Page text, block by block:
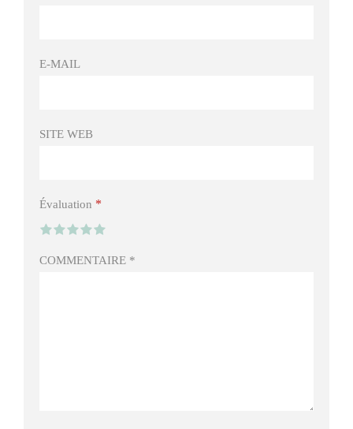
E-MAIL
SITE WEB
Évaluation *
COMMENTAIRE *